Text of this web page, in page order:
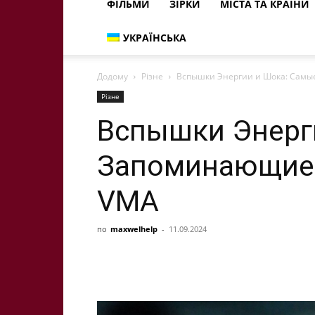
ФІЛЬМИ ЗІРКИ МІСТА ТА КРАЇНИ
УКРАЇНСЬКА
Додому Різне Вспышки Энергии и Шока:
Різне
Вспышки
VMA
по maxwelhelp - 11.09.2024